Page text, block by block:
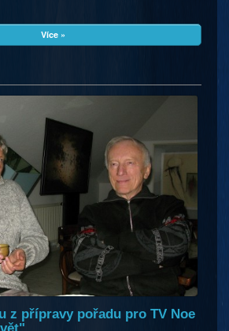
Více »
z přípravy pořadu pro TV Noe